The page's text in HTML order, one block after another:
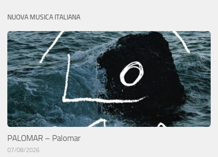
NUOVA MUSICA ITALIANA
PALOMAR – Palomar
07/08/2026